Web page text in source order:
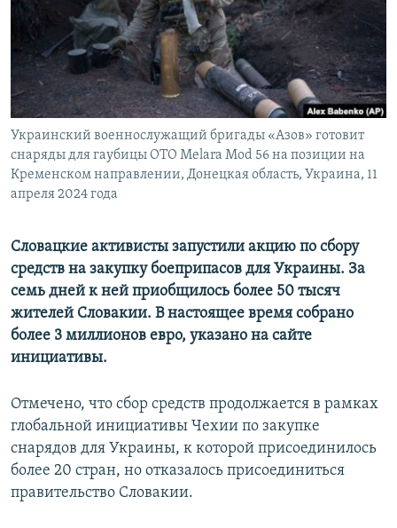
ПОБЕДИТЕЛЕЙ НЕ СУДЯТ?
КРЫМ.НЕПОКОРЕННЫЙ
ELIFBE
УКРАИНСКАЯ ПРОБЛЕМА КРЫМА
ПРИСОЕДИНЯЙТЕСЬ!
Все сайты RFE/RL
Украинский военнослужащий бригады «Азов» готовит
снаряды для гаубицы OTO Melara Mod 56 на позиции на
Кременском направлении, Донецкая область, Украина, 11
апреля 2024 года
Словацкие активисты запустили акцию по сбору
средств на закупку боеприпасов для Украины. За
семь дней к ней приобщилось более 50 тысяч
жителей Словакии. В настоящее время собрано
более 3 миллионов евро, указано на сайте
инициативы.
Отмечено, что сбор средств продолжается в рамках
глобальной инициативы Чехии по закупке
снарядов для Украины, к которой присоединилось
более 20 стран, но отказалось присоединиться
правительство Словакии.